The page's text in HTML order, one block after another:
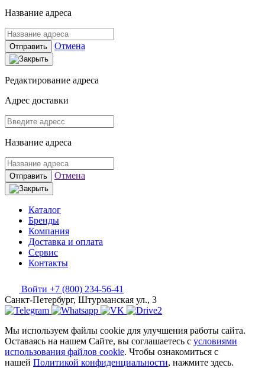
Название адреса
Отправить Отмена
Редактирование адреса
Адрес доставки
Название адреса
Отправить Отмена
Каталог
Бренды
Компания
Доставка и оплата
Сервис
Контакты
Войти +7 (800) 234-56-41
Санкт-Петербург, Штурманская ул., 3
Мы используем файлы cookie для улучшения работы сайта.
Оставаясь на нашем Сайте, вы соглашаетесь с условиями
использования файлов cookie. Чтобы ознакомиться с
нашей Политикой конфиденциальности, нажмите здесь.